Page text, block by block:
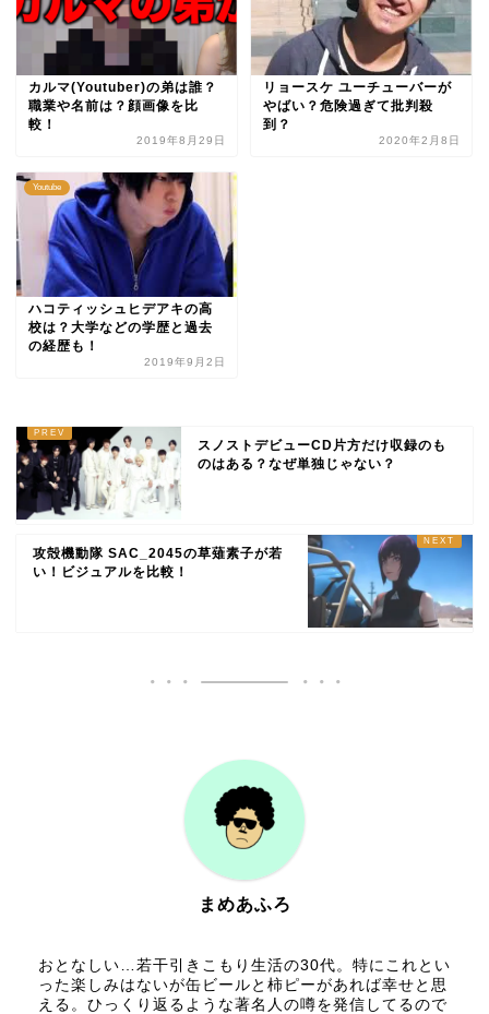
カルマ(Youtuber)の弟は誰？
職業や名前は？顔画像を比
較！
2019年8月29日
リョースケ ユーチューバーが
やばい？危険過ぎて批判殺
到？
2020年2月8日
Youtube
ハコティッシュヒデアキの高
校は？大学などの学歴と過去
の経歴も！
2019年9月2日
スノストデビューCD片方だけ収録のも
のはある？なぜ単独じゃない？
攻殻機動隊 SAC_2045の草薙素子が若
い！ビジュアルを比較！
まめあふろ
おとなしい…若干引きこもり生活の30代。特にこれとい
った楽しみはないが缶ビールと柿ピーがあれば幸せと思
える。ひっくり返るような著名人の噂を発信してるので